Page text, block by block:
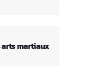
arts martiaux